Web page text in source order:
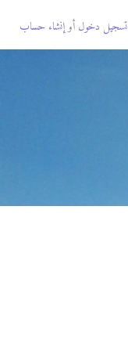
تسجيل دخول أوإنشاء حساب